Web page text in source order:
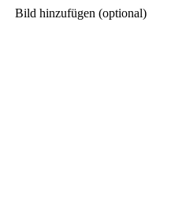
Bild hinzufügen (optional)